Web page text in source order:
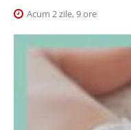
Acum 2 zile, 9 ore